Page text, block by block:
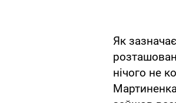
Як
нічого не